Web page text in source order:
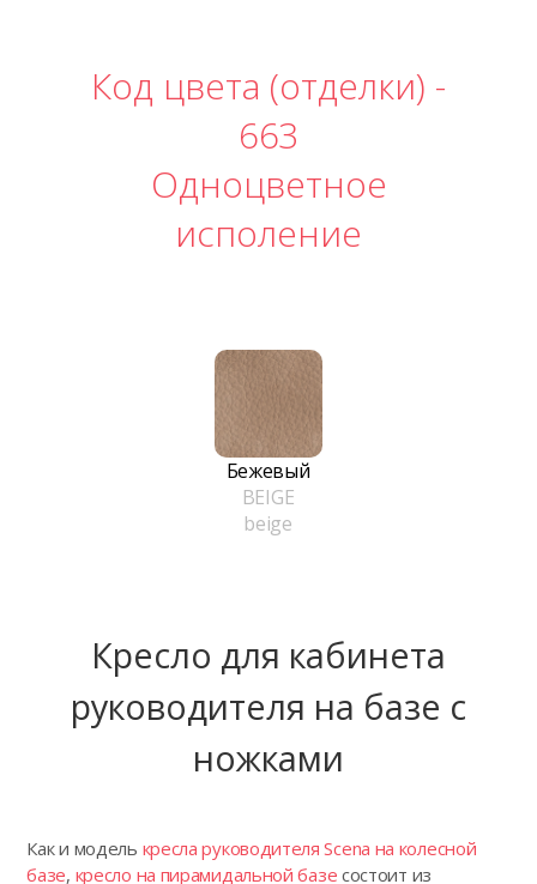
Код цвета (отделки) -
663
Одноцветное
исполение
Бежевый
BEIGE
beige
Кресло для кабинета
руководителя на базе с
ножками
Как и модель кресла руководителя Scena на колесной
базе, кресло на пирамидальной базе состоит из